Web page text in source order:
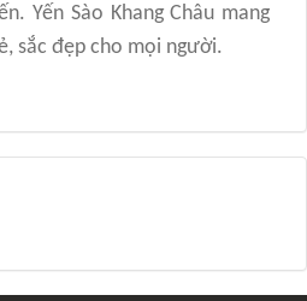
Yến Sào Khang Châu mang
sắc đẹp cho mọi người.